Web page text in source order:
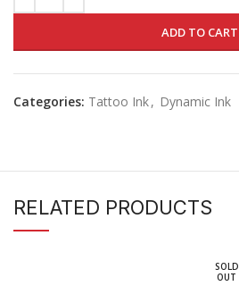
ADD TO CART
Categories: Tattoo Ink, Dynamic Ink
RELATED PRODUCTS
SOLD
OUT